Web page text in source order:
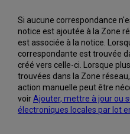
Si aucune correspondance
notice est ajoutée à la Zone
est associée à la notice.
correspondante est trouvée
créé vers celle-ci. Lorsque
trouvées dans la Zone
action manuelle peut être
voirAjouter, mettre à jour ou
électroniques locales par lot